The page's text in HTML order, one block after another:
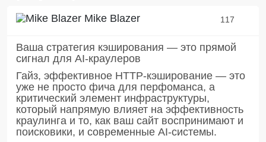
Mike Blazer 117
Ваша стратегия кэширования — это прямой
сигнал для AI-краулеров
Гайз, эффективное HTTP-кэширование — это
уже не просто фича для перфоманса, а
критический элемент инфраструктуры,
который напрямую влияет на эффективность
краулинга и то, как ваш сайт воспринимают и
поисковики, и современные AI-системы.